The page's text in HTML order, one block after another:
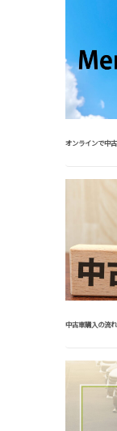
オンラインで中
中古車購入の流